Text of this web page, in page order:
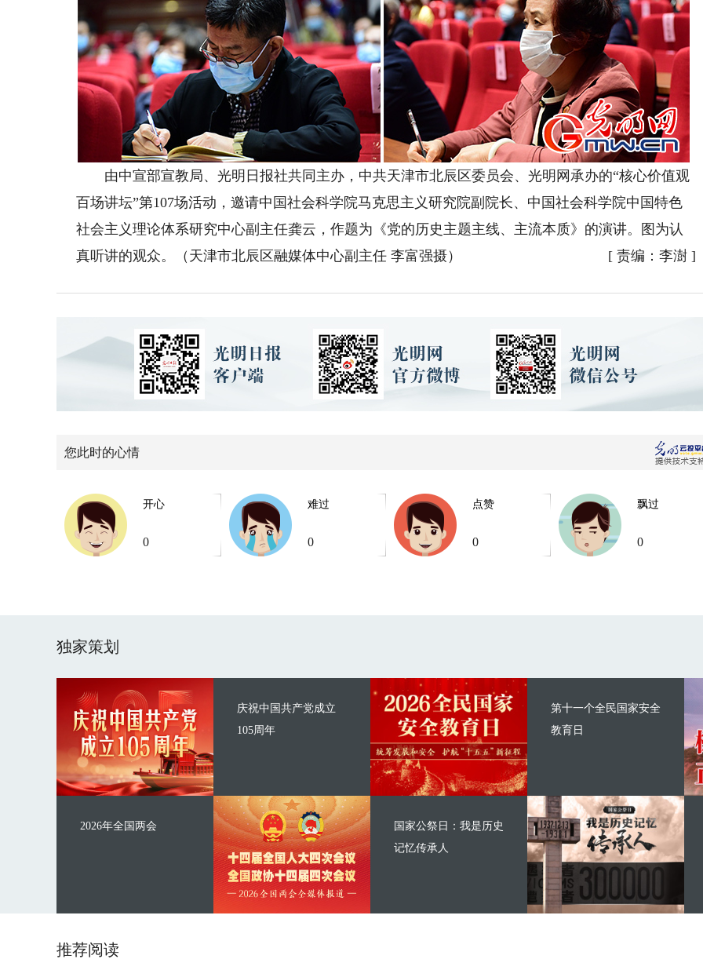
由中宣部宣教局、光明日报社共同主办，中共天津市北辰区委员会、光明网承办的“核心价值观
百场讲坛”第107场活动，邀请中国社会科学院马克思主义研究院副院长、中国社会科学院中国特色
社会主义理论体系研究中心副主任龚云，作题为《党的历史主题主线、主流本质》的演讲。图为认
真听讲的观众。（天津市北辰区融媒体中心副主任 李富强摄）
[ 责编：李澍]
您此时的心情
开心
0
难过
0
点赞
0
飘过
0
独家策划
庆祝中国共产党成立
105周年
2026年全国两会
第十一个全民国家安全
教育日
国家公祭日：我是历史
记忆传承人
推荐阅读